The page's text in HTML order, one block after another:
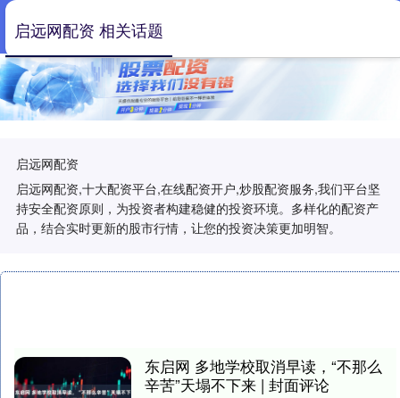
启远网配资
启远网配资,十大配资平台,在线配资开户,炒股配资服务,我们平台坚
持安全配资原则，为投资者构建稳健的投资环境。多样化的配资产
品，结合实时更新的股市行情，让您的投资决策更加明智。
启远网配资 相关话题
东启网 多地学校取消早读，“不那么
辛苦”天塌不下来 | 封面评论